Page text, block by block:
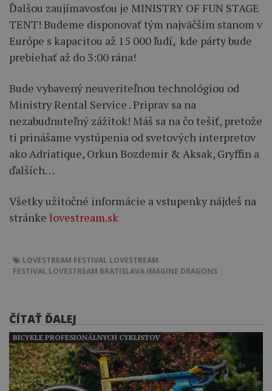
Ďalšou zaujímavosťou je MINISTRY OF FUN STAGE
TENT! Budeme disponovať tým najväčším stanom v
Európe s kapacitou až 15 000 ľudí, kde párty bude
prebiehať až do 3:00 rána!
Bude vybavený neuveriteľnou technológiou od
Ministry Rental Service . Priprav sa na
nezabudnuteľný zážitok! Máš sa na čo tešiť, pretože
ti prinášame vystúpenia od svetových interpretov
ako Adriatique, Orkun Bozdemir & Aksak, Gryffin a
ďalších…
Všetky užitočné informácie a vstupenky nájdeš na
stránke lovestream.sk
LOVESTREAM FESTIVAL LOVESTREAM
FESTIVAL LOVESTREAM BRATISLAVA IMAGINE DRAGONS
ČÍTAŤ ĎALEJ
BICYKLE PROFESIONÁLNYCH CYKLISTOV